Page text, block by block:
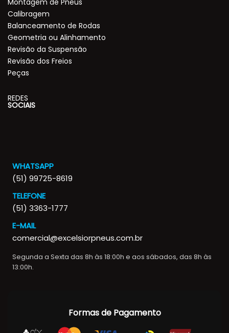
Montagem de Pneus
Calibragem
Balanceamento de Rodas
Geometria ou Alinhamento
Revisão da Suspensão
Revisão dos Freios
Peças
REDES
SOCIAIS
WHATSAPP
(51) 99725-8619
TELEFONE
(51) 3363-1777
E-MAIL
comercial@excelsiorpneus.com.br
Segunda a Sexta das 8h às 18:00h e aos sábados, das 8h às
13:00h.
Formas de Pagamento